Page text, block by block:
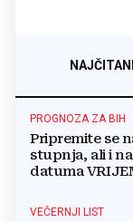
PROGNOZA ZA BIH
Pripremite se
stupnja, ali i
datuma
VEČERNJI LIST